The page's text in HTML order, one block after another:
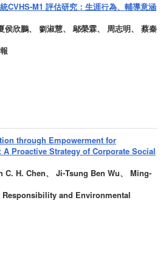
CVHS-M1 評估研究：生涯行為、輔導意涵
侯欣鵬、 劉淑慧、 鄔榮霖、 周志明、 蔡秦
through Empowerment for
Proactive Strategy of Corporate Social
C. H. Chen、 Ji‐Tsung Ben Wu、 Ming‐
and Environmental